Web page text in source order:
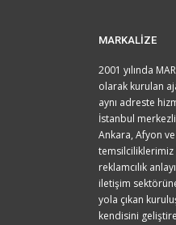
MARKALİZE
2001 yılında
olarak kurulan
aynı adreste
İstanbul
Ankara, Afyon
temsilciliklerimiz
reklamcılık
iletişim
yola çıkan
kendisini